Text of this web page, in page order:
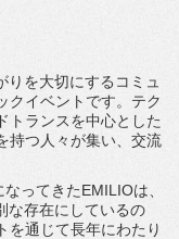
りを大切にするコミュ
クイベントです。テク
トランスを中心とした
つ人々が集い、 交流
ってきたEMILIOは、
な存在にしているの
を通じて長年にわたり